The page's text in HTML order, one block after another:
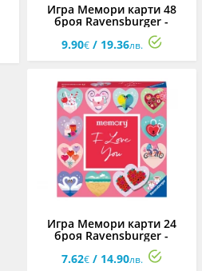
Игра Мемори карти 48
броя Ravensburger -
Бебета животни
9.90€/ 19.36лв.
Игра Мемори карти 24
броя Ravensburger -
7.62€/ 14.90лв.